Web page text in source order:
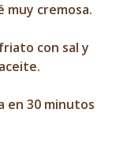
muy cremosa.
con sal y
en 30 minutos